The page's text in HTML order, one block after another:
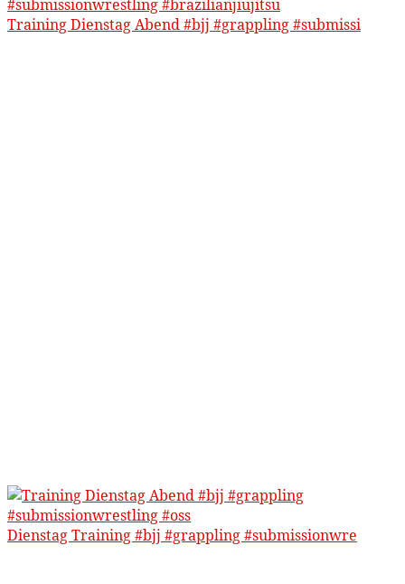
Training Dienstag Abend #bjj #grappling #submissi
Dienstag Training #bjj #grappling #submissionwre